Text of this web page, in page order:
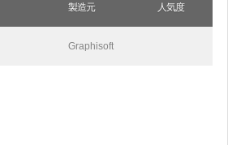
製造元 人気度
Graphisoft